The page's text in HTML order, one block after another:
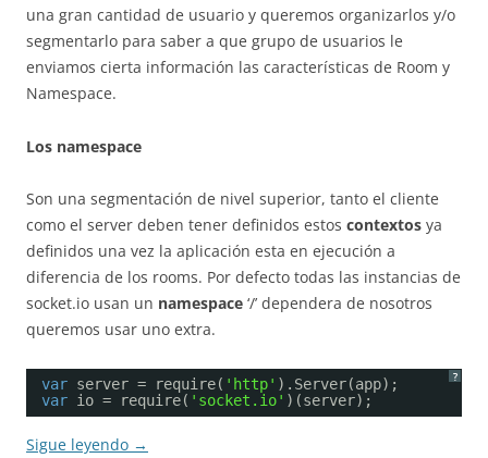
una gran cantidad de usuario y queremos organizarlos y/o
segmentarlo para saber a que grupo de usuarios le
enviamos cierta información las características de Room y
Namespace.
Los namespace
Son una segmentación de nivel superior, tanto el cliente
como el server deben tener definidos estos contextos ya
definidos una vez la aplicación esta en ejecución a
diferencia de los rooms. Por defecto todas las instancias de
socket.io usan un namespace ‘/’ dependera de nosotros
queremos usar uno extra.
?
var server = require( 'http' ).Server(app);
var io = require( 'socket.io' )(server);
Sigue leyendo →